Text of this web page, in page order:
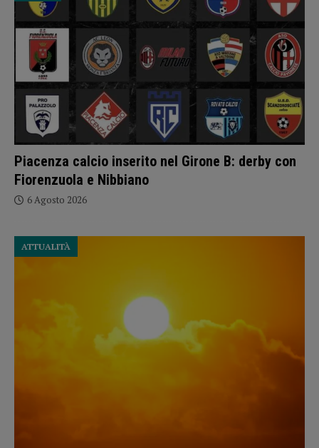
Piacenza calcio inserito nel Girone B: derby con
Fiorenzuola e Nibbiano
6 Agosto 2026
ATTUALITÀ